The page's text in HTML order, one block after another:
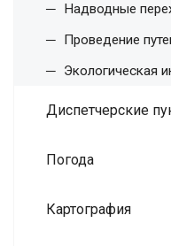
Надводные
Проведение
Экологическая
Диспетчерские
Погода
Картография